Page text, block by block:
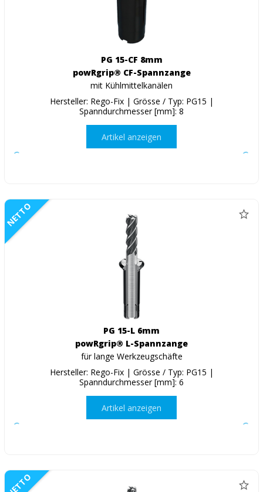
PG 15-CF 8mm
powRgrip® CF-Spannzange
mit Kühlmittelkanälen
Hersteller: Rego-Fix | Grösse / Typ: PG15 |
Spanndurchmesser [mm]: 8
Artikel anzeigen
NETTO
PG 15-L 6mm
powRgrip® L-Spannzange
für lange Werkzeugschäfte
Hersteller: Rego-Fix | Grösse / Typ: PG15 |
Spanndurchmesser [mm]: 6
Artikel anzeigen
NETTO